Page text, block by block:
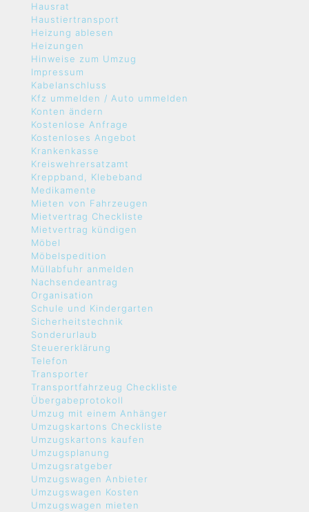
Hausrat
Haustiertransport
Heizung ablesen
Heizungen
Hinweise zum Umzug
Impressum
Kabelanschluss
Kfz ummelden / Auto ummelden
Konten ändern
Kostenlose Anfrage
Kostenloses Angebot
Krankenkasse
Kreiswehrersatzamt
Kreppband, Klebeband
Medikamente
Mieten von Fahrzeugen
Mietvertrag Checkliste
Mietvertrag kündigen
Möbel
Möbelspedition
Müllabfuhr anmelden
Nachsendeantrag
Organisation
Schule und Kindergarten
Sicherheitstechnik
Sonderurlaub
Steuererklärung
Telefon
Transporter
Transportfahrzeug Checkliste
Übergabeprotokoll
Umzug mit einem Anhänger
Umzugskartons Checkliste
Umzugskartons kaufen
Umzugsplanung
Umzugsratgeber
Umzugswagen Anbieter
Umzugswagen Kosten
Umzugswagen mieten